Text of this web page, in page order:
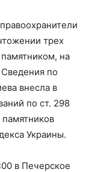
трех
на
по
внесла в
по ст. 298
Украины.
в Печерское